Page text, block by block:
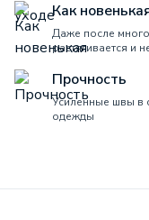
Как
Даже после
растягивается и
Прочность
Усиленные швы в
одежды